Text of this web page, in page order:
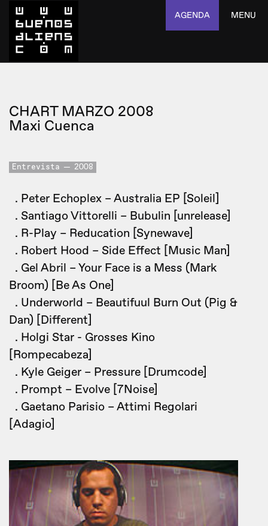
AGENDA MENU
CHART MARZO 2008
Maxi Cuenca
Entrevista 2008
. Peter Echoplex – Australia EP [Soleil]
. Santiago Vittorelli – Bubulin [unrelease]
. R-Play – Reducation [Synewave]
. Robert Hood – Side Effect [Music Man]
. Gel Abril – Your Face is a Mess (Mark
Broom) [Be As One]
. Underworld – Beautifuul Burn Out (Pig &
Dan) [Different]
. Holgi Star - Grosses Kino
[Rompecabeza]
. Kyle Geiger – Pressure [Drumcode]
. Prompt – Evolve [7Noise]
. Gaetano Parisio – Attimi Regolari
[Adagio]